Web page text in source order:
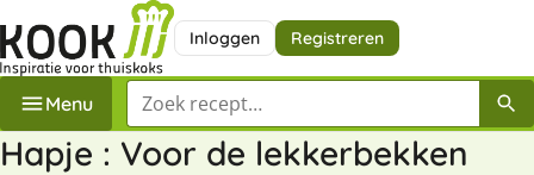
Inloggen Registreren
Menu Zoek een recept
Hapje : Voor de lekkerbekken